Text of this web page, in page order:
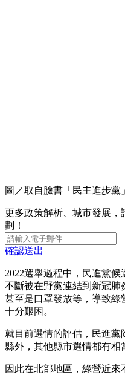
圖／取自臉書「民主進步黨
更多政策解析、城市發展，
劃！
確認送出
2022選舉過程中，民進黨
不斷被在野黨連結到新冠肺
甚至是口罩發放等，導致
十分艱困。
就目前選情的評估，民進
縣外，其他縣市選情都有相
因此在北部地區，綠營近